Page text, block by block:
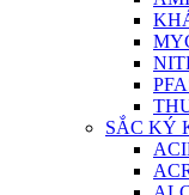
SẮC KÝ